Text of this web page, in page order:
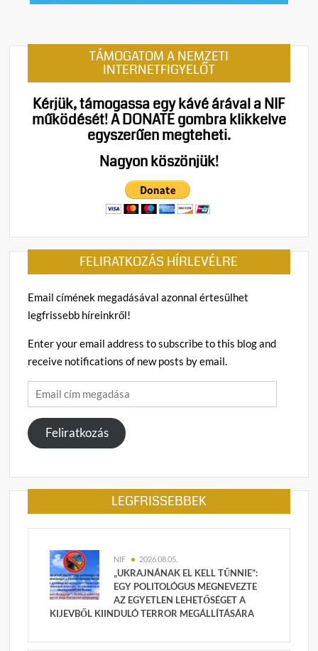
TÁMOGATOM A NEMZETI
INTERNETFIGYELŐT
Kérjük, támogassa egy kávé árával a NIF
működését!A DONATE gombra klikkelve
egyszerűen megteheti.
Nagyon köszönjük!
FELIRATKOZÁS HÍRLEVÉLRE
Email címének megadásával azonnal értesülhet
legfrissebb híreinkről!
Enter your email address to subscribe to this blog and
receive notifications of new posts by email.
Email
cím
megadása
Feliratkozás
LEGFRISSEBBEK
NIF 2026.08.05.
„UKRAJNÁNAK EL KELL TŰNNIE”:
EGY POLITOLÓGUS MEGNEVEZTE
AZ EGYETLEN LEHETŐSÉGET A
KIJEVBŐL KIINDULÓ TERROR MEGÁLLÍTÁSÁRA